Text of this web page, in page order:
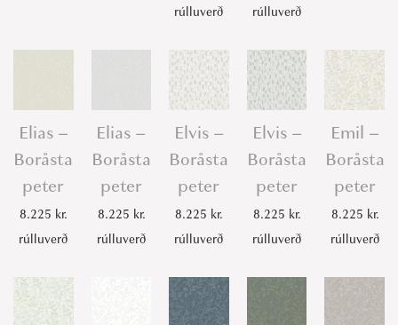
rúlluverð rúlluverð
Elias –
Boråsta
peter
8.225 kr.
rúlluverð
Elias –
Boråsta
peter
8.225 kr.
rúlluverð
Elvis –
Boråsta
peter
8.225 kr.
rúlluverð
Elvis –
Boråsta
peter
8.225 kr.
rúlluverð
Emil –
Boråsta
peter
8.225 kr.
rúlluverð